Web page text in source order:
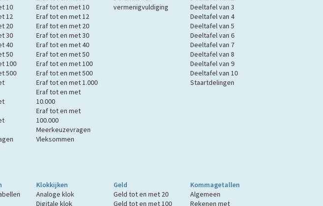
10
12
20
30
40
50
100
500
Eraf tot en met 10
Eraf tot en met 12
Eraf tot en met 20
Eraf tot en met 30
Eraf tot en met 40
Eraf tot en met 50
Eraf tot en met 100
Eraf tot en met 500
Eraf tot en met 1.000
Eraf tot en met
10.000
Eraf tot en met
100.000
Meerkeuzevragen
Vleksommen
vermenigvuldiging
Deeltafel van 3
Deeltafel van 4
Deeltafel van 5
Deeltafel van 6
Deeltafel van 7
Deeltafel van 8
Deeltafel van 9
Deeltafel van 10
Staartdelingen
Klokkijken
Analoge klok
Digitale klok
Geld
Geld tot en met 20
Geld tot en met 100
Kommagetallen
Algemeen
Rekenen met